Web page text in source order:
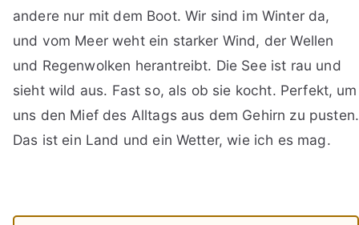
andere nur mit dem Boot. Wir sind im Winter da,
und vom Meer weht ein starker Wind, der Wellen
und Regenwolken herantreibt. Die See ist rau und
sieht wild aus. Fast so, als ob sie kocht. Perfekt, um
uns den Mief des Alltags aus dem Gehirn zu pusten.
Das ist ein Land und ein Wetter, wie ich es mag.